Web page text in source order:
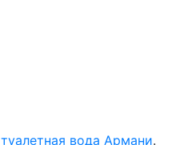
туалетная вода Армани.